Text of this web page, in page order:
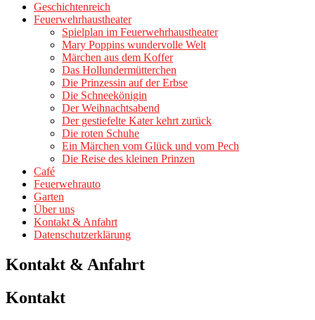
Geschichtenreich
Feuerwehrhaustheater
Spielplan im Feuerwehrhaustheater
Mary Poppins wundervolle Welt
Märchen aus dem Koffer
Das Hollundermütterchen
Die Prinzessin auf der Erbse
Die Schneekönigin
Der Weihnachtsabend
Der gestiefelte Kater kehrt zurück
Die roten Schuhe
Ein Märchen vom Glück und vom Pech
Die Reise des kleinen Prinzen
Café
Feuerwehrauto
Garten
Über uns
Kontakt & Anfahrt
Datenschutzerklärung
Kontakt & Anfahrt
Kontakt